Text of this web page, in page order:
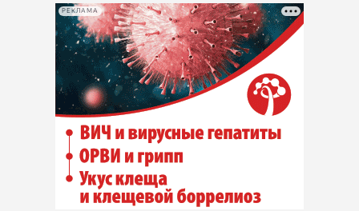
РЕКЛАМА